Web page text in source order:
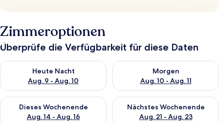
Zimmeroptionen
Überprüfe die Verfügbarkeit für diese Daten
Heute Nacht
Aug. 9 - Aug. 10
Überprüfe die Verfügbarkeit für heute Nacht, Aug. 9 - Aug.
Morgen
Aug. 10 - Aug. 11
Überprüfe die Verfügbarkeit
Dieses Wochenende
Aug. 14 - Aug. 16
Überprüfe die Verfügbarkeit für dieses Wochenende, Aug. 14
Nächstes Wochenende
Aug. 21 - Aug. 23
Überprüfe die Verfügbarkeit